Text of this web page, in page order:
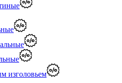
изголовьем